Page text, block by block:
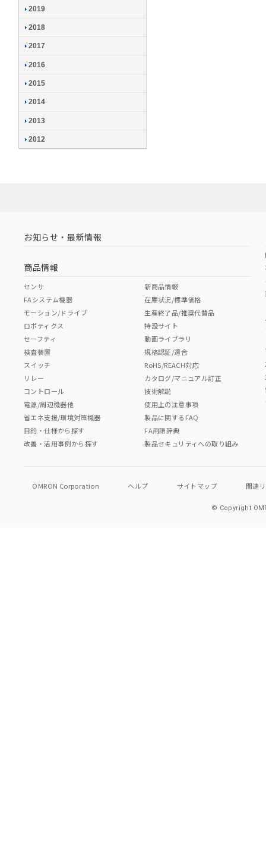
2019
2018
2017
2016
2015
2014
2013
2012
お知らせ・最新情報
商品情報
センサ
FAシステム機器
モーション/ドライブ
ロボティクス
セーフティ
検査装置
スイッチ
リレー
コントロール
電源/周辺機器他
省エネ支援/環境対策機器
目的・仕様から探す
改善・活用事例から探す
新商品情報
在庫状況/標準価格
生産終了品/推奨代替品
特設サイト
動画ライブラリ
規格認証/適合
RoHS/REACH対応
カタログ/マニュアル訂正
技術解説
使用上の注意事項
製品に関するFAQ
FA用語辞典
製品セキュリティへの取り組み
OMRON Corporation ヘルプ サイトマップ 関連
© Copyright